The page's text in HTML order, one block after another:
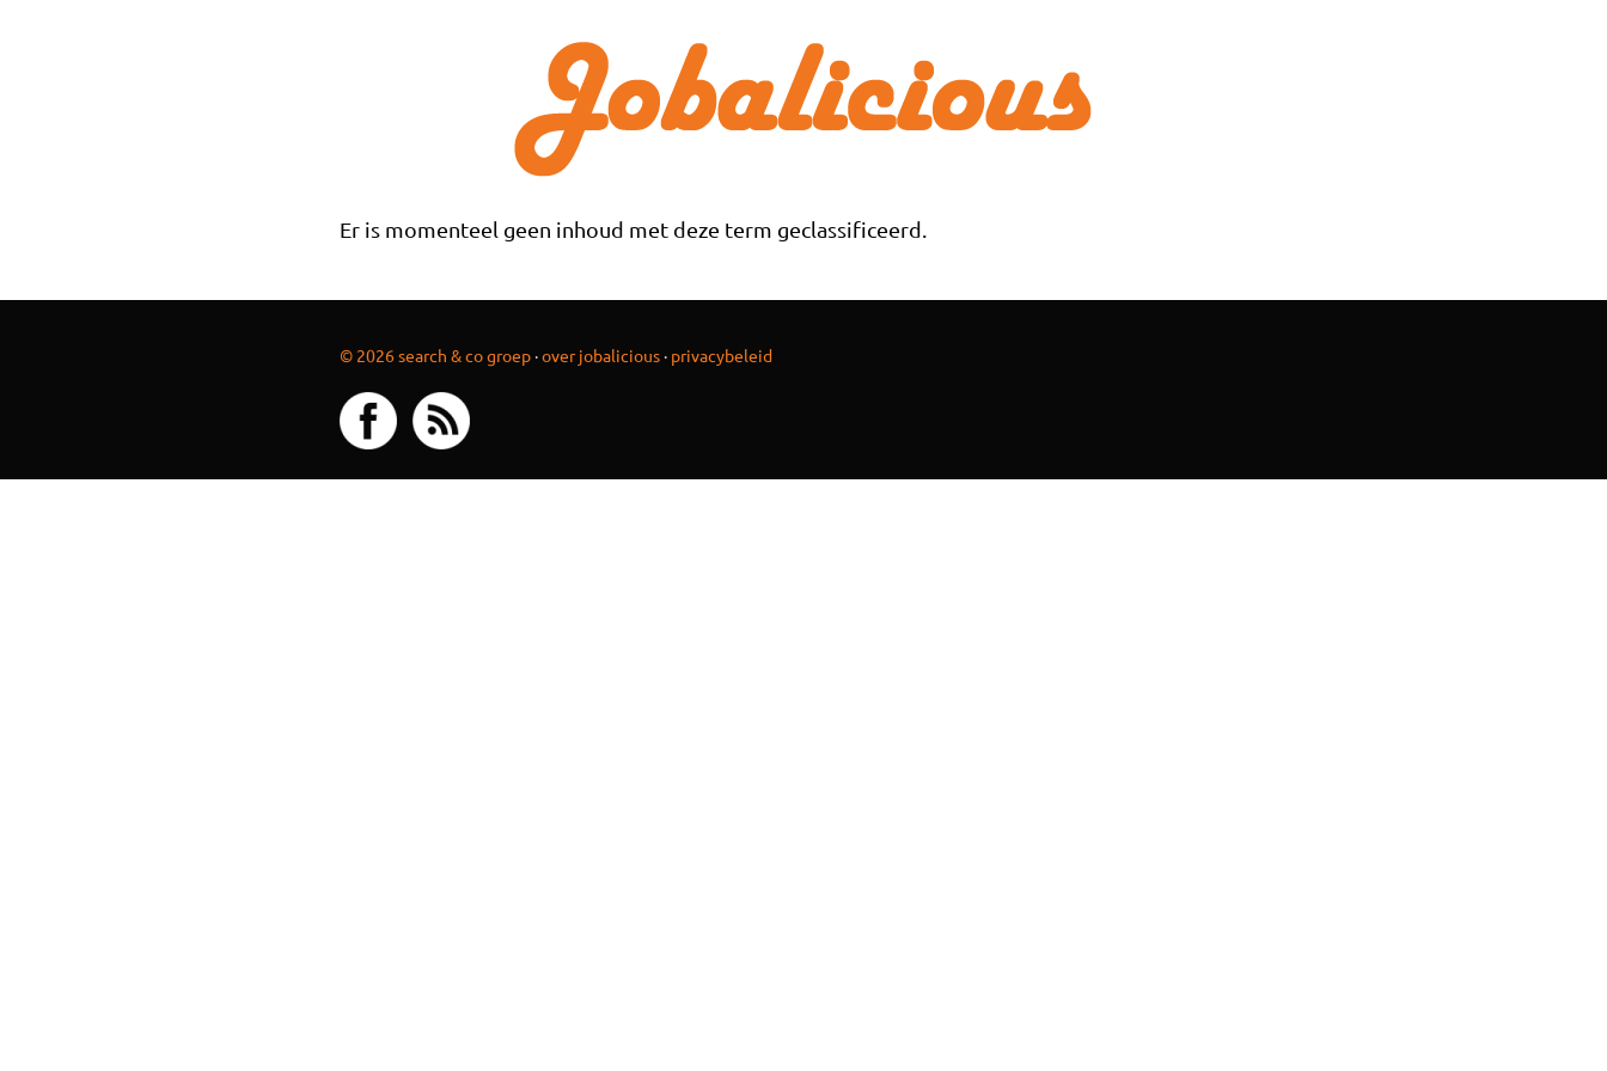
Er is momenteel geen inhoud met deze term geclassificeerd.
© 2026 search & co groep·over jobalicious· privacybeleid